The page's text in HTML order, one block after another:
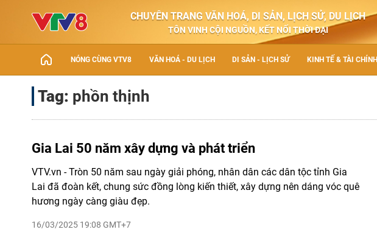
CHUYÊN TRANG VĂN HOÁ, DI SẢN, LỊCH SỬ, DU LỊCH
TÔN VINH CỘI NGUỒN, KẾT NỐI THỜI ĐẠI
NÓNG CÙNG VTV8 VĂN HOÁ - DU LỊCH DI SẢN - LỊCH SỬ KINH TẾ & TÀI CHÍNH
Tag: phồn thịnh
Gia Lai 50 năm xây dựng và phát triển
16/03/2025 19:08 GMT+7
VTV.vn - Tròn 50 năm sau ngày giải phóng, nhân dân các dân tộc tỉnh Gia
Lai đã đoàn kết, chung sức đồng lòng kiến thiết, xây dựng nên dáng vóc quê
hương ngày càng giàu đẹp.